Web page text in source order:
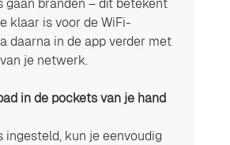
gaan branden – dit betekent
klaar is voor de WiFi-
daarna in de app verder met
je netwerk.
in de pockets van je hand
ingesteld, kun je eenvoudig